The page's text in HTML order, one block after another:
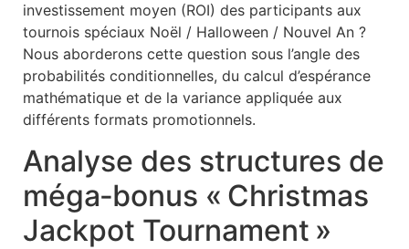
investissement moyen (ROI) des participants aux
tournois spéciaux Noël / Halloween / Nouvel An ?
Nous aborderons cette question sous l’angle des
probabilités conditionnelles, du calcul d’espérance
mathématique et de la variance appliquée aux
différents formats promotionnels.
Analyse des structures de
méga‑bonus « Christmas
Jackpot Tournament »